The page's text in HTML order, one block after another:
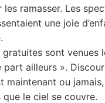
ramasser. Les
une joie
sont venues
part ailleurs ».
maintenant ou
le ciel se couvre.